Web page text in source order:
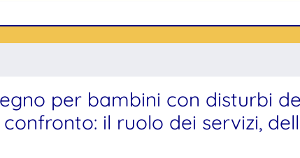
per bambini con disturbi
il ruolo dei servizi,